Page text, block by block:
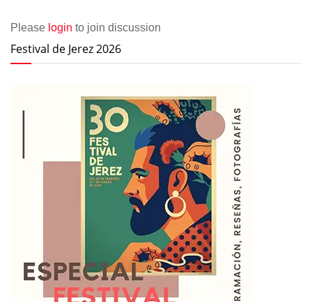
Please login to join discussion
Festival de Jerez 2026